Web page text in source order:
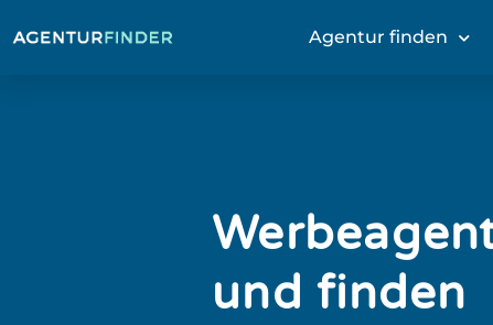
Agentur finden
und finden